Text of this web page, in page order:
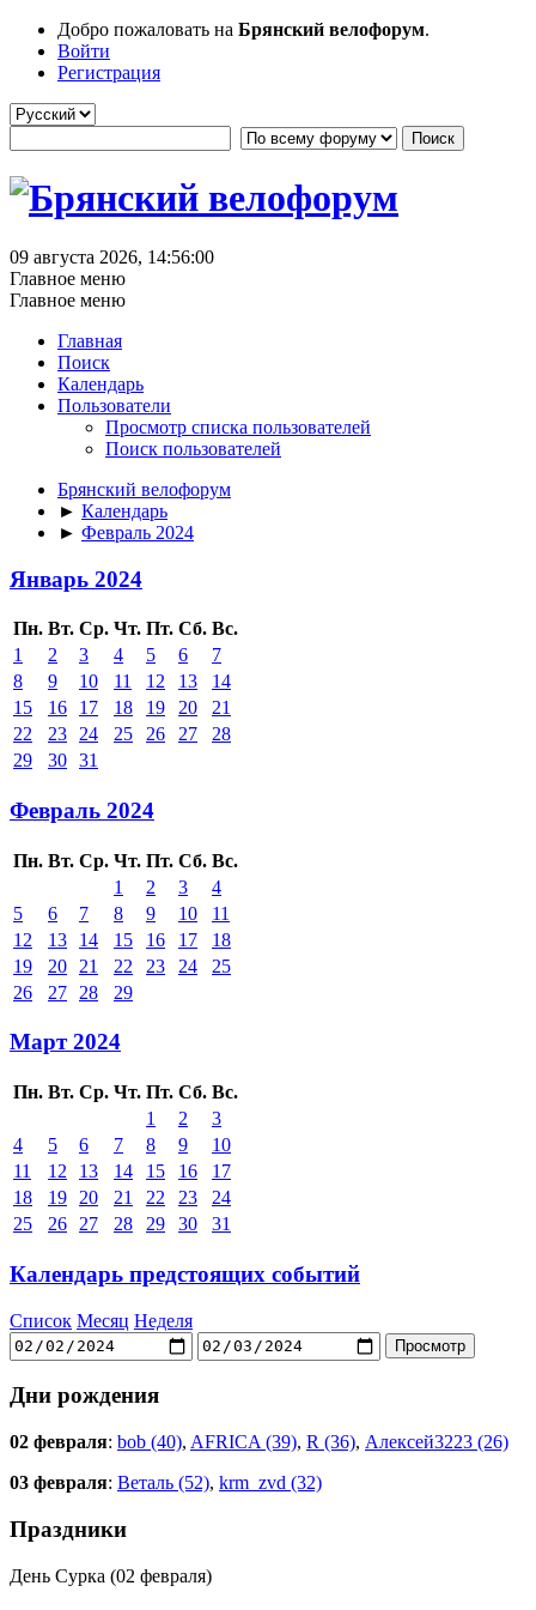
Добро пожаловать на Брянский велофорум.
Войти
Регистрация
09 августа 2026, 14:56:00
Главное меню
Главное меню
Главная
Поиск
Календарь
Пользователи
Просмотр списка пользователей
Поиск пользователей
Брянский велофорум
► Календарь
► Февраль 2024
Январь 2024
Пн. Вт. Ср. Чт. Пт. Сб. Вс.
1
2 3 4 5 6
7
8
9 10 11 12 13
14
15
16 17 18 19 20
21
22
23 24 25 26 27
28
29
30 31
Февраль 2024
Пн. Вт. Ср. Чт. Пт. Сб. Вс.
1
2 3
4
5
6 7 8 9 10
11
12
13 14 15 16 17
18
19
20 21 22 23 24
25
26
27 28 29
Март 2024
Пн. Вт. Ср. Чт. Пт. Сб. Вс.
1
2
3
4
5 6 7 8 9
10
11
12 13 14 15 16
17
18
19 20 21 22 23
24
25
26 27 28 29 30 31
Календарь предстоящих событий
Список Месяц Неделя
Дни рождения
02 февраля: bob (40), AFRICA (39), R (36), Алексей3223 (26)
03 февраля: Веталь (52), krm_zvd (32)
Праздники
День Сурка (02 февраля)